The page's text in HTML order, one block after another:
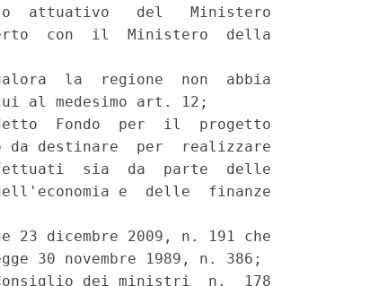
attuativo   del   Ministero
con  il  Ministero  della
la  regione  non  abbia
al medesimo art. 12;
Fondo  per  il  progetto
da destinare  per  realizzare
sia  da  parte  delle
e  delle  finanze
23 dicembre 2009, n. 191 che
30 novembre 1989, n. 386;
dei ministri  n.  178